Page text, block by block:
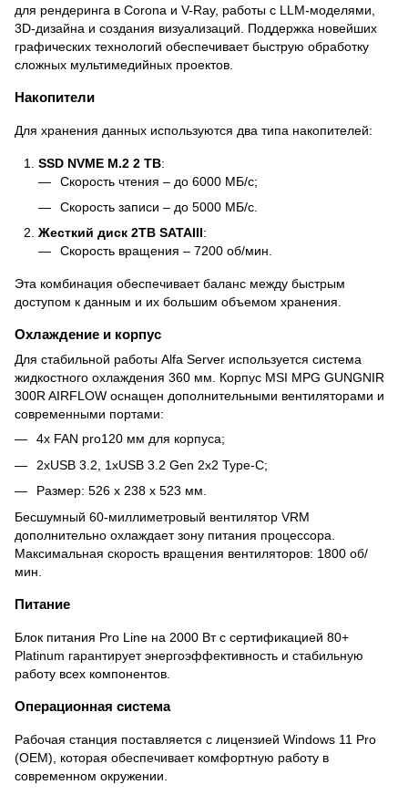
для рендеринга в Corona и V-Ray, работы с LLM-моделями,
3D-дизайна и создания визуализаций. Поддержка новейших
графических технологий обеспечивает быструю обработку
сложных мультимедийных проектов.
Накопители
Для хранения данных используются два типа накопителей:
SSD NVME M.2 2 TB:
Скорость чтения – до 6000 МБ/с;
Скорость записи – до 5000 МБ/с.
Жесткий диск 2TB SATAIII:
Скорость вращения – 7200 об/мин.
Эта комбинация обеспечивает баланс между быстрым
доступом к данным и их большим объемом хранения.
Охлаждение и корпус
Для стабильной работы Alfa Server используется система
жидкостного охлаждения 360 мм. Корпус MSI MPG GUNGNIR
300R AIRFLOW оснащен дополнительными вентиляторами и
современными портами:
4x FAN pro120 мм для корпуса;
2xUSB 3.2, 1xUSB 3.2 Gen 2x2 Type-C;
Размер: 526 x 238 x 523 мм.
Бесшумный 60-миллиметровый вентилятор VRM
дополнительно охлаждает зону питания процессора.
Максимальная скорость вращения вентиляторов: 1800 об/
мин.
Питание
Блок питания Pro Line на 2000 Вт с сертификацией 80+
Platinum гарантирует энергоэффективность и стабильную
работу всех компонентов.
Операционная система
Рабочая станция поставляется с лицензией Windows 11 Pro
(OEM), которая обеспечивает комфортную работу в
современном окружении.